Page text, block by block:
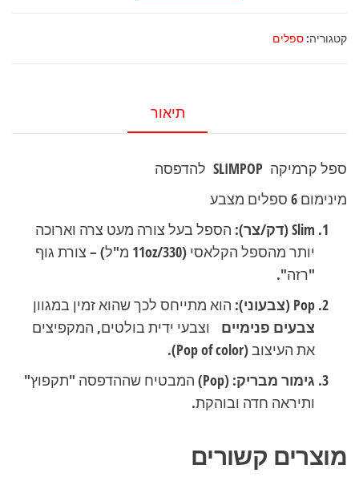
קרמיקהקטגוריה:ספלים
תיאור
ספל קרמיקה SLIMPOP להדפסה
מינימום 6 ספלים מצבע
Slim (דק/צר):
הספל בעל צורה מעט צרה וארוכה
יותר מהספל הקלאסי (11oz/330 מ"ל) – צורת גוף
"רזה".
Pop (צבעוני):
הוא מתייחס לכך שהוא זמין במגוון
צבעים פנימיים וצבעי ידית בולטים, המקפיצים
את העיצוב (Pop of color).
גימור מבריק:
(Pop) המבטיח שההדפסה "תקפוץ"
ותיראה חדה ובוהקת.
מוצרים קשורים